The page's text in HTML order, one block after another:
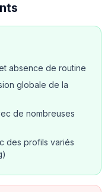
absence de routine
globale de la
de nombreuses
des profils variés